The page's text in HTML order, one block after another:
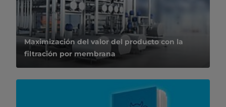
Maximización del valor del producto con la
filtración por membrana